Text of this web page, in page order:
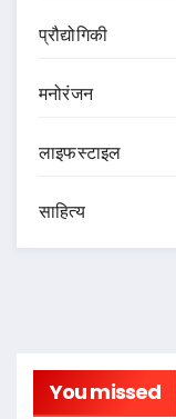
प्रौद्योगिकी
मनोरंजन
लाइफस्टाइल
साहित्य
You missed